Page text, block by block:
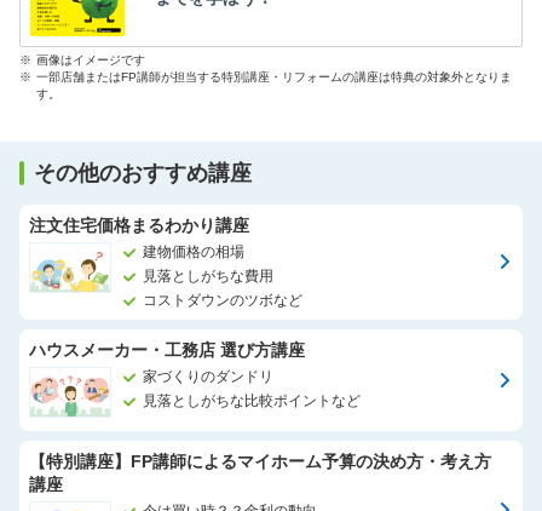
※ 画像はイメージです
※ 一部店舗またはFP講師が担当する特別講座・リフォームの講座は特典の対象外となりま
す。
その他のおすすめ講座
注文住宅価格まるわかり講座
建物価格の相場
見落としがちな費用
コストダウンのツボなど
ハウスメーカー・工務店 選び方講座
家づくりのダンドリ
見落としがちな比較ポイントなど
【特別講座】FP講師によるマイホーム予算の決め方・考え方
講座